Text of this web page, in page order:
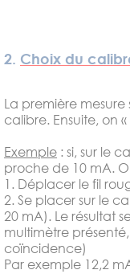
2. Choix du
La première mesure
calibre. Ensuite, on
Exemple : si, sur le
proche de 10 mA.
1. Déplacer le fil
2. Se placer sur le
20 mA). Le résultat
multimètre
coïncidence)
Par exemple 12,2